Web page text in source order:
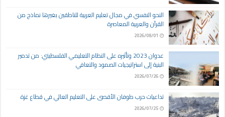
النحو النفسي في مجال تعليم العربية للناطقين بغيرها نماذج من
القرآن والعربية المعاصرة
2026/08/01
عدوان 2023 وتأثيره على النظام التعليمي الفلسطيني: من تدمير
البنية إلى استراتيجيات الصمود والتعافي
2026/07/26
تداعيات حرب طوفان الأقصى على التعليم العالي في قطاع غزة
2026/07/25